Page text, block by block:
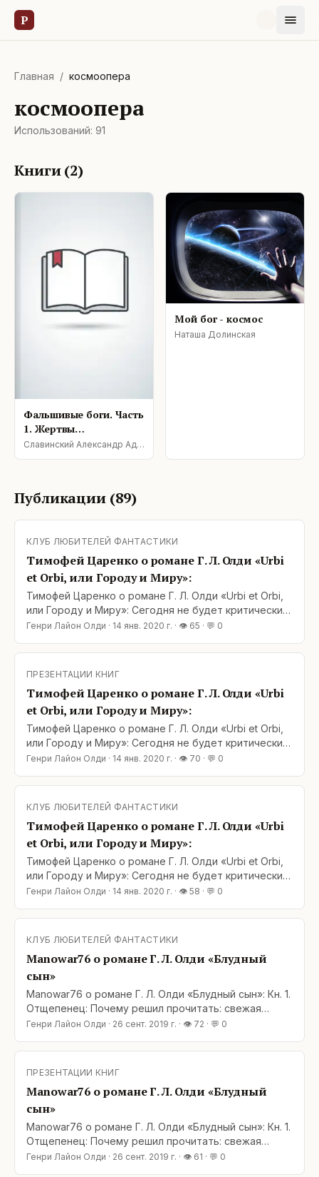
Р
Главная / космоопера
космоопера
Использований: 91
Книги (2)
Фальшивые боги. Часть
1. Жертвы
обстоятельств
Славинский Александр Адамович
Мой бог - космос
Наташа Долинская
Публикации (89)
КЛУБ ЛЮБИТЕЛЕЙ ФАНТАСТИКИ
Тимофей Царенко о романе Г. Л. Олди «Urbi
et Оrbi, или Городу и Миру»:
Тимофей Царенко о романе Г. Л. Олди «Urbi et Оrbi,
или Городу и Миру»: Сегодня не будет критических
оценок, сегодня будет маленький подарок времен
учился… нет, не писать, чувствовать мир вокруг
Олди. Космоопера, которая больше опера чем
космо
Генри Лайон Олди · 14 янв. 2020 г. · 👁 65 · 💬 0
ПРЕЗЕНТАЦИИ КНИГ
Тимофей Царенко о романе Г. Л. Олди «Urbi
et Оrbi, или Городу и Миру»:
Тимофей Царенко о романе Г. Л. Олди «Urbi et Оrbi,
или Городу и Миру»: Сегодня не будет критических
оценок, сегодня будет маленький подарок времен
учился… нет, не писать, чувствовать мир вокруг
себя. Встречайте, удивительные и невероятные
Олди. Космоопера, которая больше опера чем
космо
Генри Лайон Олди · 14 янв. 2020 г. · 👁 70 · 💬 0
КЛУБ ЛЮБИТЕЛЕЙ ФАНТАСТИКИ
Тимофей Царенко о романе Г. Л. Олди «Urbi
et Оrbi, или Городу и Миру»:
Тимофей Царенко о романе Г. Л. Олди «Urbi et Оrbi,
или Городу и Миру»: Сегодня не будет критических
оценок, сегодня будет маленький подарок времен
учился… нет, не писать, чувствовать мир вокруг
себя. Встречайте, удивительные и невероятные
Олди. Космоопера, которая больше опера чем
космо
Генри Лайон Олди · 14 янв. 2020 г. · 👁 58 · 💬 0
КЛУБ ЛЮБИТЕЛЕЙ ФАНТАСТИКИ
Manowar76 о романе Г. Л. Олди «Блудный
сын»
Manowar76 о романе Г. Л. Олди «Блудный сын»: Кн. 1.
Отщепенец: Почему решил прочитать: свежая
трилогия из цикла про Ойкумену. В итоге: первые
Перед последней трилогией был перерыв, но цикл
Сюжет и слог безупречны. Да, это только завязка,
но читать
Генри Лайон Олди · 26 сент. 2019 г. · 👁 72 · 💬 0
ПРЕЗЕНТАЦИИ КНИГ
Manowar76 о романе Г. Л. Олди «Блудный
сын»
Manowar76 о романе Г. Л. Олди «Блудный сын»: Кн. 1.
Отщепенец: Почему решил прочитать: свежая
трилогия из цикла про Ойкумену. В итоге: первые
Генри Лайон Олди · 26 сент. 2019 г. · 👁 61 · 💬 0